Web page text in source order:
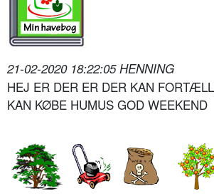
21-02-2020 18:22:05 HENNING
HEJ ER DER ER DER KAN
KAN KØBE HUMUS GOD WEEKEND